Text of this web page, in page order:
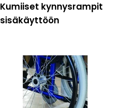
Kumiiset kynnysrampit
sisäkäyttöön